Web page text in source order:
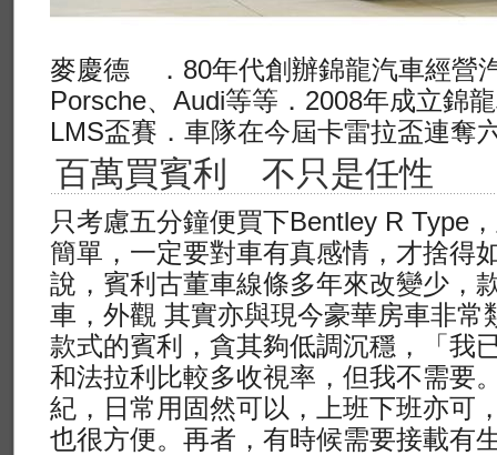
麥慶德 ．80年代創辦錦龍汽車經營
Porsche、Audi等等．2008年成立錦
LMS盃賽．車隊在今屆卡雷拉盃連奪
百萬買賓利 不只是任性
只考慮五分鐘便買下Bentley R Type
簡單，一定要對車有真感情，才捨得
說，賓利古董車線條多年來改變少，
車，外觀 其實亦與現今豪華房車非常
款式的賓利，貪其夠低調沉穩，「我
和法拉利比較多收視率，但我不需要
紀，日常用固然可以，上班下班亦可
也很方便。再者，有時候需要接載有